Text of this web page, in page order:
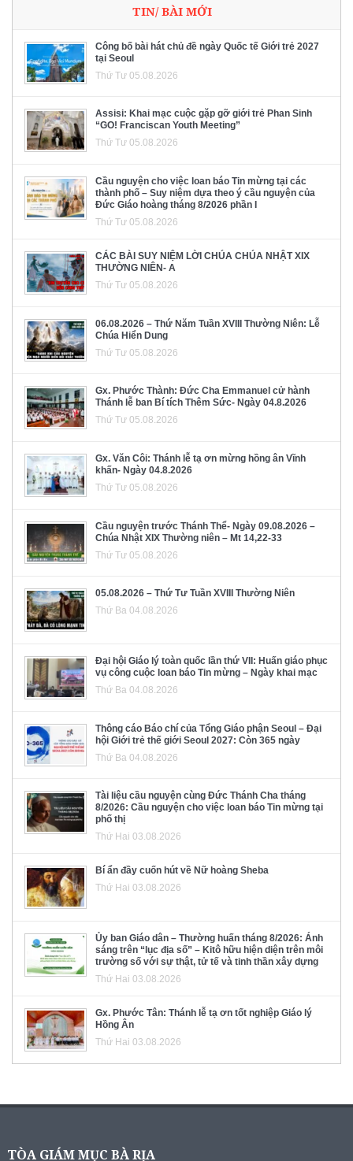
TIN/ BÀI MỚI
Công bố bài hát chủ đề ngày Quốc tế Giới trẻ 2027
tại Seoul
Thứ Tư 05.08.2026
Assisi: Khai mạc cuộc gặp gỡ giới trẻ Phan Sinh
“GO! Franciscan Youth Meeting”
Thứ Tư 05.08.2026
Cầu nguyện cho việc loan báo Tin mừng tại các
thành phố – Suy niệm dựa theo ý cầu nguyện của
Đức Giáo hoàng tháng 8/2026 phần I
Thứ Tư 05.08.2026
CÁC BÀI SUY NIỆM LỜI CHÚA CHÚA NHẬT XIX
THƯỜNG NIÊN- A
Thứ Tư 05.08.2026
06.08.2026 – Thứ Năm Tuần XVIII Thường Niên: Lễ
Chúa Hiển Dung
Thứ Tư 05.08.2026
Gx. Phước Thành: Đức Cha Emmanuel cử hành
Thánh lễ ban Bí tích Thêm Sức- Ngày 04.8.2026
Thứ Tư 05.08.2026
Gx. Văn Côi: Thánh lễ tạ ơn mừng hồng ân Vĩnh
khấn- Ngày 04.8.2026
Thứ Tư 05.08.2026
Cầu nguyện trước Thánh Thể- Ngày 09.08.2026 –
Chúa Nhật XIX Thường niên – Mt 14,22-33
Thứ Tư 05.08.2026
05.08.2026 – Thứ Tư Tuần XVIII Thường Niên
Thứ Ba 04.08.2026
Đại hội Giáo lý toàn quốc lần thứ VII: Huấn giáo phục
vụ công cuộc loan báo Tin mừng – Ngày khai mạc
Thứ Ba 04.08.2026
Thông cáo Báo chí của Tổng Giáo phận Seoul – Đại
hội Giới trẻ thế giới Seoul 2027: Còn 365 ngày
Thứ Ba 04.08.2026
Tài liệu cầu nguyện cùng Đức Thánh Cha tháng
8/2026: Cầu nguyện cho việc loan báo Tin mừng tại
phố thị
Thứ Hai 03.08.2026
Bí ẩn đầy cuốn hút về Nữ hoàng Sheba
Thứ Hai 03.08.2026
Ủy ban Giáo dân – Thường huấn tháng 8/2026: Ánh
sáng trên “lục địa số” – Kitô hữu hiện diện trên môi
trường số với sự thật, tử tế và tinh thần xây dựng
Thứ Hai 03.08.2026
Gx. Phước Tân: Thánh lễ tạ ơn tốt nghiệp Giáo lý
Hồng Ân
Thứ Hai 03.08.2026
TÒA GIÁM MỤC BÀ RỊA